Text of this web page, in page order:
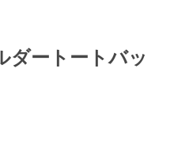
ダートートバッ